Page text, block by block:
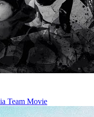
Team Movie